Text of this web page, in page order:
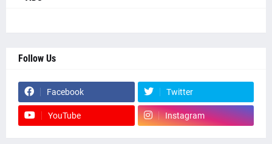
Follow Us
Facebook Twitter
YouTube Instagram